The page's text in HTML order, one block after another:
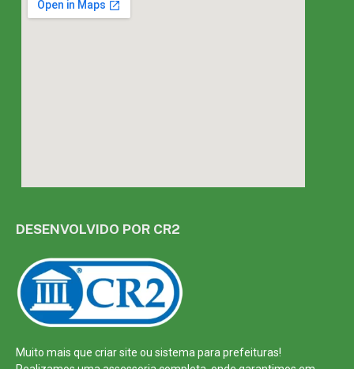
DESENVOLVIDO POR CR2
Muito mais que criar site ou sistema para prefeituras!